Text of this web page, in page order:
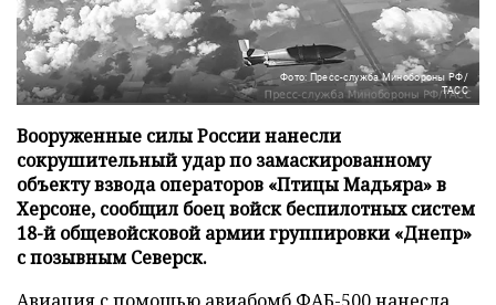
Фото: Пресс-служба Минобороны РФ/
ТАСС
Вооруженные силы России нанесли
сокрушительный удар по замаскированному
объекту взвода операторов «Птицы Мадьяра» в
Херсоне, сообщил боец войск беспилотных систем
18-й общевойсковой армии группировки «Днепр»
с позывным Северск.